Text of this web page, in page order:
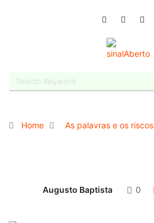
Home As palavras e os riscos
Augusto Baptista 0